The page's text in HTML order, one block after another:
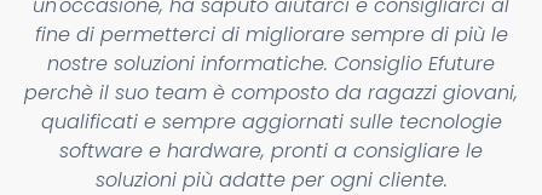
fine di permetterci di migliorare sempre di più le
nostre soluzioni informatiche. Consiglio Efuture
perchè il suo team è composto da ragazzi giovani,
qualificati e sempre aggiornati sulle tecnologie
software e hardware, pronti a consigliare le
soluzioni più adatte per ogni cliente.